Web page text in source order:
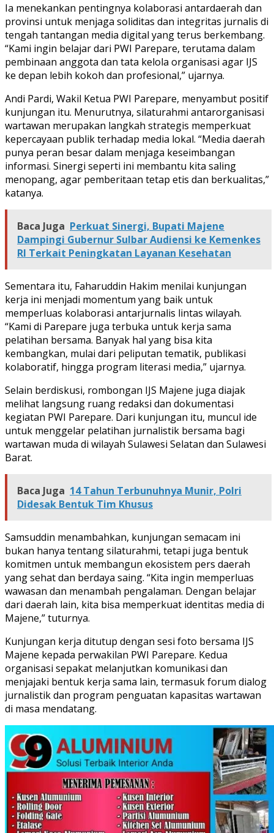
Ia menekankan pentingnya kolaborasi antardaerah dan
provinsi untuk menjaga soliditas dan integritas jurnalis di
tengah tantangan media digital yang terus berkembang.
“Kami ingin belajar dari PWI Parepare, terutama dalam
pembinaan anggota dan tata kelola organisasi agar IJS
ke depan lebih kokoh dan profesional,” ujarnya.
Andi Pardi, Wakil Ketua PWI Parepare, menyambut positif
kunjungan itu. Menurutnya, silaturahmi antarorganisasi
wartawan merupakan langkah strategis memperkuat
kepercayaan publik terhadap media lokal. “Media daerah
punya peran besar dalam menjaga keseimbangan
informasi. Sinergi seperti ini membantu kita saling
menopang, agar pemberitaan tetap etis dan berkualitas,”
katanya.
Baca Juga Perkuat Sinergi, Bupati Majene
Dampingi Gubernur Sulbar Audiensi ke Kemenkes
RI Terkait Peningkatan Layanan Kesehatan
Sementara itu, Faharuddin Hakim menilai kunjungan
kerja ini menjadi momentum yang baik untuk
memperluas kolaborasi antarjurnalis lintas wilayah.
“Kami di Parepare juga terbuka untuk kerja sama
pelatihan bersama. Banyak hal yang bisa kita
kembangkan, mulai dari peliputan tematik, publikasi
kolaboratif, hingga program literasi media,” ujarnya.
Selain berdiskusi, rombongan IJS Majene juga diajak
melihat langsung ruang redaksi dan dokumentasi
kegiatan PWI Parepare. Dari kunjungan itu, muncul ide
untuk menggelar pelatihan jurnalistik bersama bagi
wartawan muda di wilayah Sulawesi Selatan dan Sulawesi
Barat.
Baca Juga 14 Tahun Terbunuhnya Munir, Polri
Didesak Bentuk Tim Khusus
Samsuddin menambahkan, kunjungan semacam ini
bukan hanya tentang silaturahmi, tetapi juga bentuk
komitmen untuk membangun ekosistem pers daerah
yang sehat dan berdaya saing. “Kita ingin memperluas
wawasan dan menambah pengalaman. Dengan belajar
dari daerah lain, kita bisa memperkuat identitas media di
Majene,” tuturnya.
Kunjungan kerja ditutup dengan sesi foto bersama IJS
Majene kepada perwakilan PWI Parepare. Kedua
organisasi sepakat melanjutkan komunikasi dan
menjajaki bentuk kerja sama lain, termasuk forum dialog
jurnalistik dan program penguatan kapasitas wartawan
di masa mendatang.